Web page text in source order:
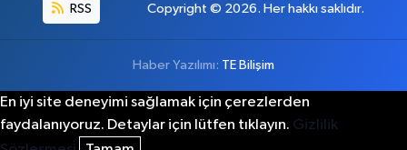
RSS Copyright © 2026. Her hakkı saklıdır.
Haber Yazılımı: TE Bilişim
En iyi site deneyimi sağlamak için çerezlerden
faydalanıyoruz. Detaylar için lütfen tıklayın. Gizlilik